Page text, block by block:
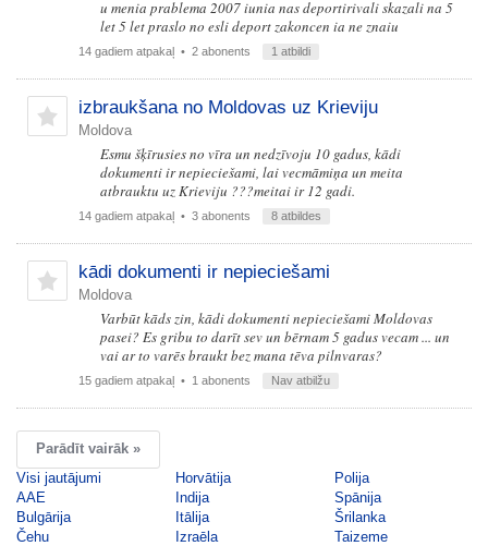
u menia prablema 2007 iunia nas deportirivali skazali na 5
let 5 let praslo no esli deport zakoncen ia ne znaiu
14 gadiem atpakaļ • 2 abonents 1 atbildi
izbraukšana no Moldovas uz Krieviju
Moldova
Esmu šķīrusies no vīra un nedzīvoju 10 gadus, kādi
dokumenti ir nepieciešami, lai vecmāmiņa un meita
atbrauktu uz Krieviju ???meitai ir 12 gadi.
14 gadiem atpakaļ • 3 abonents 8 atbildes
kādi dokumenti ir nepieciešami
Moldova
Varbūt kāds zin, kādi dokumenti nepieciešami Moldovas
pasei? Es gribu to darīt sev un bērnam 5 gadus vecam ... un
vai ar to varēs braukt bez mana tēva pilnvaras?
15 gadiem atpakaļ • 1 abonents Nav atbilžu
Parādīt vairāk »
Visi jautājumi
AAE
Bulgārija
Čehu
Horvātija
Indija
Itālija
Izraēla
Polija
Spānija
Šrilanka
Taizeme